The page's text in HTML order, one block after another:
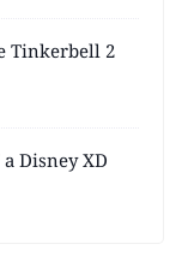
Tinkerbell 2
Disney XD